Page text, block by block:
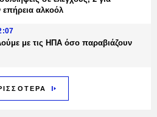
αλκοόλ
με τις ΗΠΑ όσο παραβιάζουν